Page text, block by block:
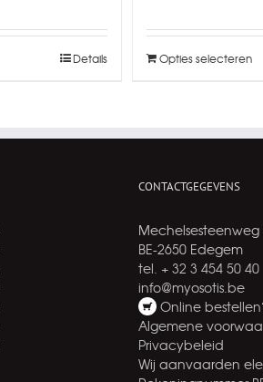
Details Opties selecteren
CONTACTGEGEVENS
Mechelsesteenweg
BE-2650 Edegem
tel. + 32 3 454 50 40
info@myosotis.be
Online
Algemene
Privacybeleid
Wij aanvaarden